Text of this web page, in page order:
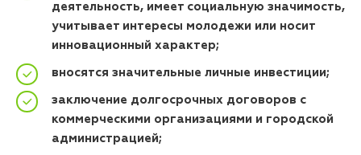
деятельность, имеет социальную значимость,
учитывает интересы молодежи или носит
инновационный характер;
вносятся значительные личные инвестиции;
заключение долгосрочных договоров с
коммерческими организациями и городской
администрацией;